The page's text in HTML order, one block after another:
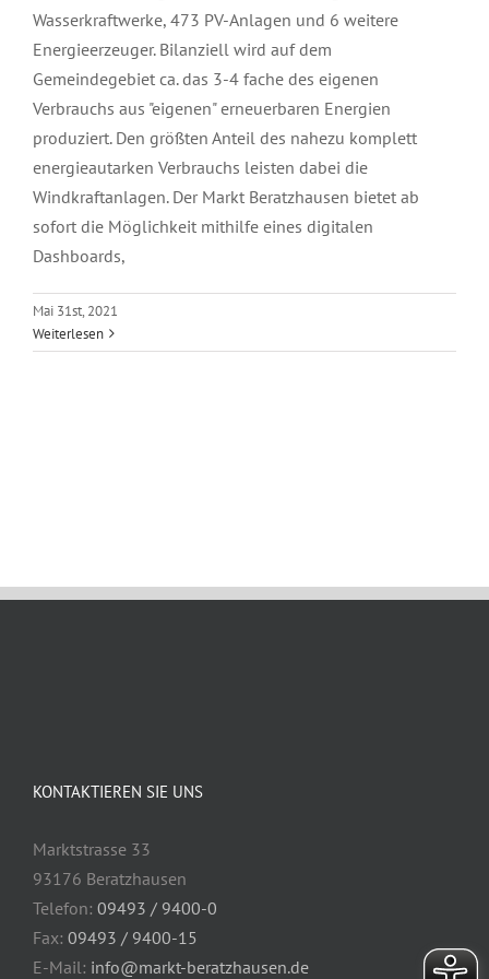
Wasserkraftwerke, 473 PV-Anlagen und 6 weitere
Energieerzeuger. Bilanziell wird auf dem
Gemeindegebiet ca. das 3-4 fache des eigenen
Verbrauchs aus "eigenen" erneuerbaren Energien
produziert. Den größten Anteil des nahezu komplett
energieautarken Verbrauchs leisten dabei die
Windkraftanlagen. Der Markt Beratzhausen bietet ab
sofort die Möglichkeit mithilfe eines digitalen
Dashboards,
Mai 31st, 2021
Weiterlesen
KONTAKTIEREN SIE UNS
Marktstrasse 33
93176 Beratzhausen
Telefon: 09493 / 9400-0
Fax: 09493 / 9400-15
E-Mail: info@markt-beratzhausen.de